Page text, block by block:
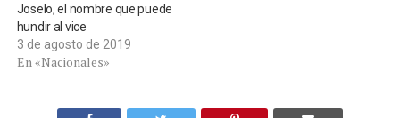
Joselo, el nombre que puede
hundir al vice
3 de agosto de 2019
En «Nacionales»